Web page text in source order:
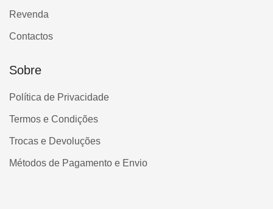
Revenda
Contactos
Sobre
Política de Privacidade
Termos e Condições
Trocas e Devoluções
Métodos de Pagamento e Envio